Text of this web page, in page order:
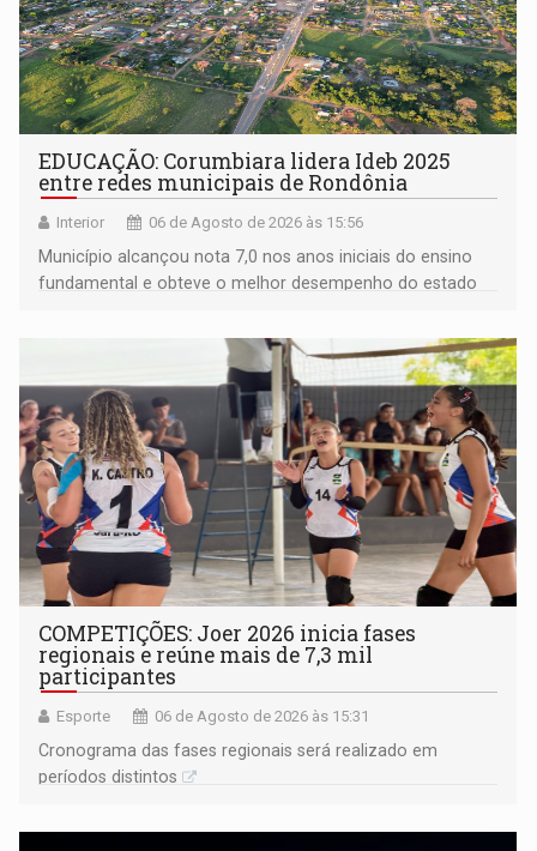
EDUCAÇÃO: Corumbiara lidera Ideb 2025
entre redes municipais de Rondônia
Interior 06 de Agosto de 2026 às 15:56
Município alcançou nota 7,0 nos anos iniciais do ensino
fundamental e obteve o melhor desempenho do estado
COMPETIÇÕES: Joer 2026 inicia fases
regionais e reúne mais de 7,3 mil
participantes
Esporte 06 de Agosto de 2026 às 15:31
Cronograma das fases regionais será realizado em
períodos distintos